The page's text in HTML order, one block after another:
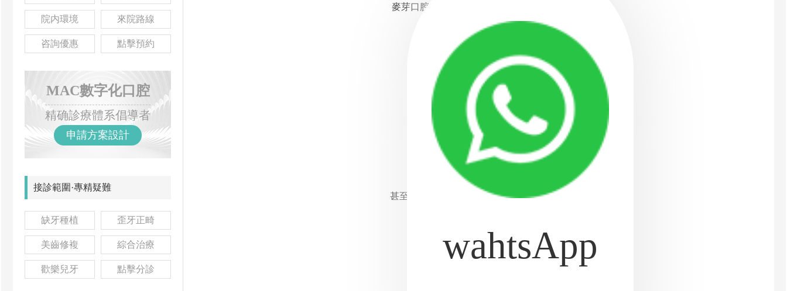
院内環境 來院路線
咨詢優惠 點擊預約
MAC數字化口腔
精确診療體系倡導者
申請方案設計
接診範圍·專精疑難
缺牙種植 歪牙正畸
美齒修複 綜合治療
歡樂兒牙 點擊分診
麥芽口腔希望與各位小夥伴進行深度約惠~
深圳三院福利同步上線：
進口種植體 3900元
隐形矯正 立省6000元
全瓷牙特價 1680元
金屬矯正 低至7980元
超薄全瓷貼面 5.3折
美齒
甚至還可以享港星羅家英的種牙博士團親診
>>>點擊預約·享更多優惠福利
wahtsApp